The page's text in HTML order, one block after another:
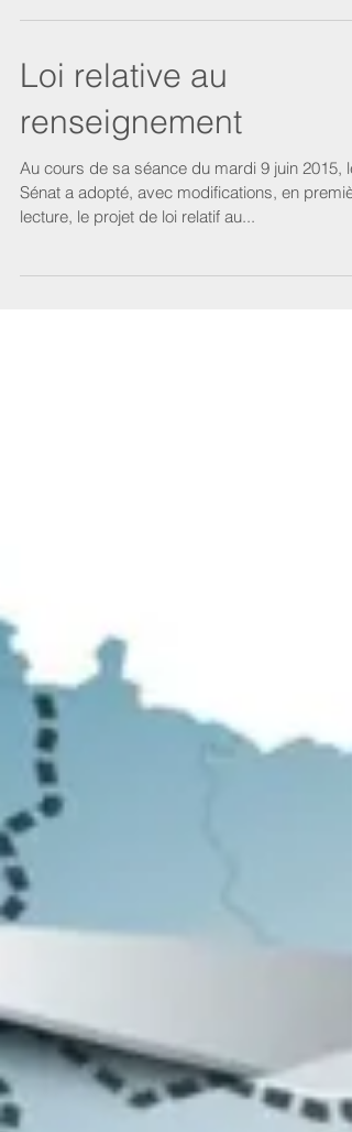
Loi relative au
renseignement
Au cours de sa séance du mardi 9 juin 2015, le
Sénat a adopté, avec modifications, en
lecture, le projet de loi relatif au...